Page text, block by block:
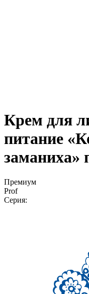
Крем для
питание
заманиха»
Премиум
Prof
Серия: